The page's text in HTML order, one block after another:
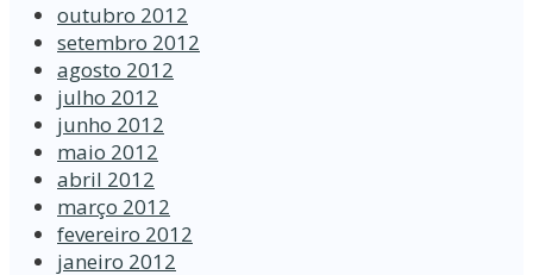
outubro 2012
setembro 2012
agosto 2012
julho 2012
junho 2012
maio 2012
abril 2012
março 2012
fevereiro 2012
janeiro 2012